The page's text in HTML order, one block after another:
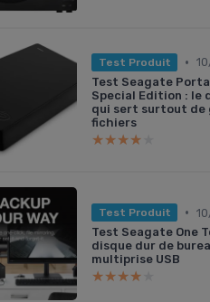
Test Produit •
Test Seagate
Special Edition : le
qui sert surtout de
fichiers
★★★★★
★★★★★
Test Produit •
Test Seagate One
disque dur de
multiprise USB
★★★★★
★★★★★